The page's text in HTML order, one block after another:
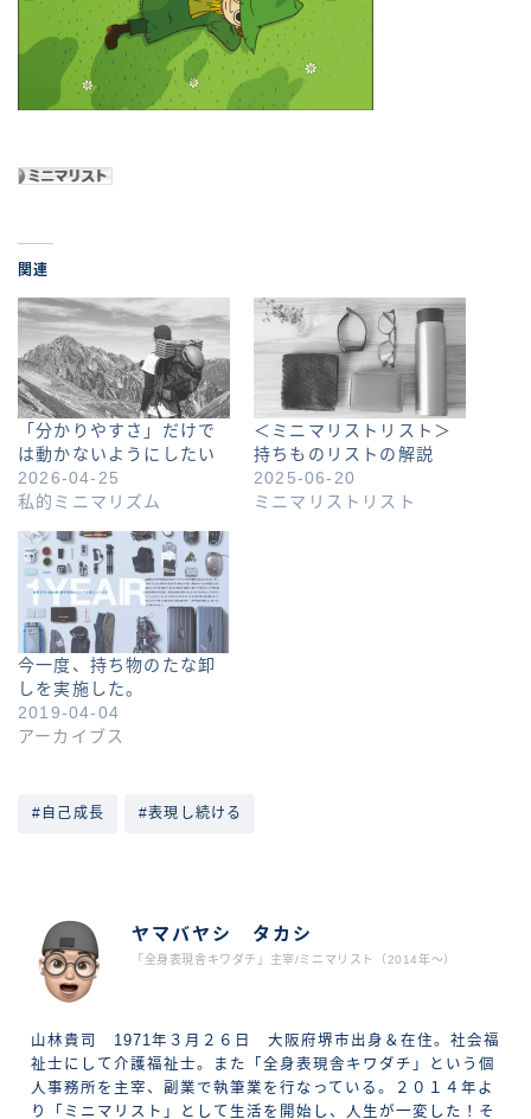
関連
「分かりやすさ」だけで
は動かないようにしたい
2026-04-25
私的ミニマリズム
＜ミニマリストリスト＞
持ちものリストの解説
2025-06-20
ミニマリストリスト
今一度、持ち物のたな卸
しを実施した。
2019-04-04
アーカイブス
#自己成長 #表現し続ける
ヤマバヤシ タカシ
「全身表現舎キワダチ」主宰/ミニマリスト（2014年〜）
山林貴司 1971年３月２６日 大阪府堺市出身＆在住。社会福
祉士にして介護福祉士。また「全身表現舎キワダチ」という個
人事務所を主宰、副業で執筆業を行なっている。２０１４年よ
り「ミニマリスト」として生活を開始し、人生が一変した！そ